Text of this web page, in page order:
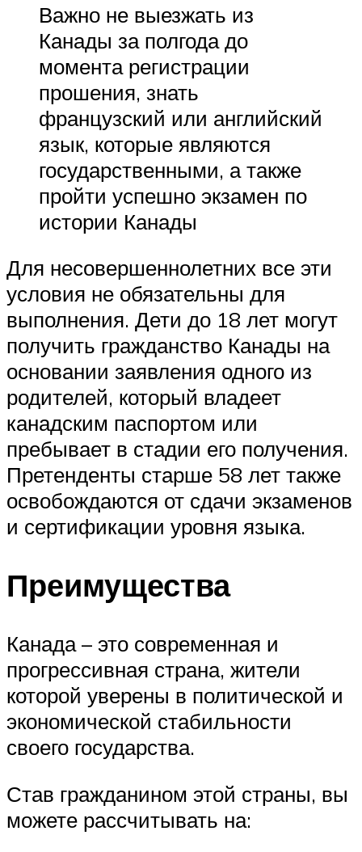
Важно не выезжать из
Канады за полгода до
момента регистрации
прошения, знать
французский или английский
язык, которые являются
государственными, а также
пройти успешно экзамен по
истории Канады
Для несовершеннолетних все эти
условия не обязательны для
выполнения. Дети до 18 лет могут
получить гражданство Канады на
основании заявления одного из
родителей, который владеет
канадским паспортом или
пребывает в стадии его получения.
Претенденты старше 58 лет также
освобождаются от сдачи экзаменов
и сертификации уровня языка.
Преимущества
Канада – это современная и
прогрессивная страна, жители
которой уверены в политической и
экономической стабильности
своего государства.
Став гражданином этой страны, вы
можете рассчитывать на: